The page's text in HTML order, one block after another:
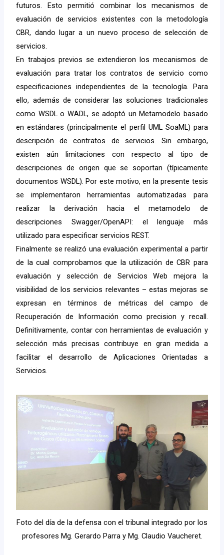
futuros. Esto permitió combinar los mecanismos de
evaluación de servicios existentes con la metodología
CBR, dando lugar a un nuevo proceso de selección de
servicios.
En trabajos previos se extendieron los mecanismos de
evaluación para tratar los contratos de servicio como
especificaciones independientes de la tecnología. Para
ello, además de considerar las soluciones tradicionales
como WSDL o WADL, se adoptó un Metamodelo basado
en estándares (principalmente el perfil UML SoaML) para
descripción de contratos de servicios. Sin embargo,
existen aún limitaciones con respecto al tipo de
descripciones de origen que se soportan (típicamente
documentos WSDL). Por este motivo, en la presente tesis
se implementaron herramientas automatizadas para
realizar la derivación hacia el metamodelo de
descripciones Swagger/OpenAPI: el lenguaje más
utilizado para especificar servicios REST.
Finalmente se realizó una evaluación experimental a partir
de la cual comprobamos que la utilización de CBR para
evaluación y selección de Servicios Web mejora la
visibilidad de los servicios relevantes – estas mejoras se
expresan en términos de métricas del campo de
Recuperación de Información como precision y recall.
Definitivamente, contar con herramientas de evaluación y
selección más precisas contribuye en gran medida a
facilitar el desarrollo de Aplicaciones Orientadas a
Servicios.
Foto del día de la defensa con el tribunal integrado por los
profesores Mg. Gerardo Parra y Mg. Claudio Vaucheret.